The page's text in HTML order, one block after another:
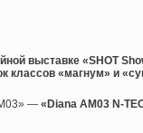
выставке «SHOT
классов «магнум» и
— «Diana AM03 N-